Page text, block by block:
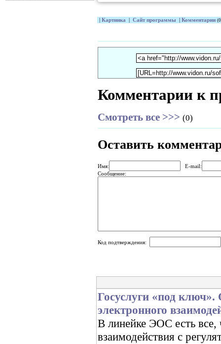
Картинка Сайт программы Комментарии
Комментарии к
Смотреть все >>> (0)
Оставить
Имя:
E-mail:
Сообщение:
Код подтверждения:
Госуслуги «под
электронного
В линейке ЭОС есть все,
взаимодействия с